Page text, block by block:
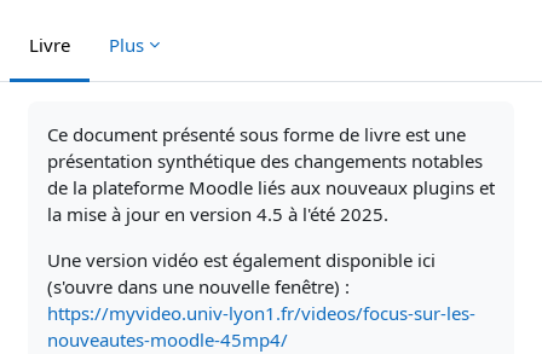
Livre Plus
Ce document présenté sous forme de livre est une
présentation synthétique des changements notables
de la plateforme Moodle liés aux nouveaux plugins et
la mise à jour en version 4.5 à l'été 2025.
Une version vidéo est également disponible ici
(s'ouvre dans une nouvelle fenêtre) :
https://myvideo.univ-lyon1.fr/videos/focus-sur-les-
nouveautes-moodle-45mp4/